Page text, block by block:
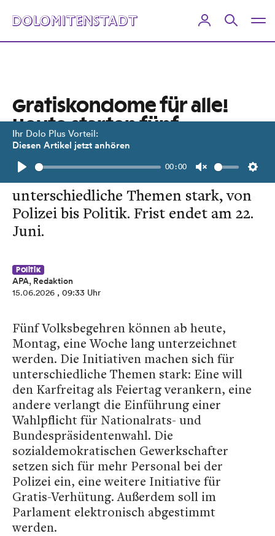
Ihr Dolo Plus Vorteil:
Diesen Artikel jetzt anhören
Play
00:00
Unmute
Gratiskondome für alle!
Heute starten fünf
Volksbegehren
Die Initiativen machen sich für
unterschiedliche Themen stark, von
Polizei bis Politik. Frist endet am 22.
Juni.
Politik
APA, Redaktion
15.06.2026 , 09:33 Uhr
Fünf Volksbegehren können ab heute,
Montag, eine Woche lang unterzeichnet
werden. Die Initiativen machen sich für
unterschiedliche Themen stark: Eine will
den Karfreitag als Feiertag verankern, eine
andere verlangt die Einführung einer
Wahlpflicht für Nationalrats- und
Bundespräsidentenwahl. Die
sozialdemokratischen Gewerkschafter
setzen sich für mehr Personal bei der
Polizei ein, eine weitere Initiative für
Gratis-Verhütung. Außerdem soll im
Parlament elektronisch abgestimmt
werden.